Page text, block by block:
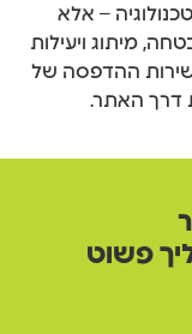
פשוט
– אלא
מיתוג ויעילות
שירות ההדפסה של
דרך האתר.